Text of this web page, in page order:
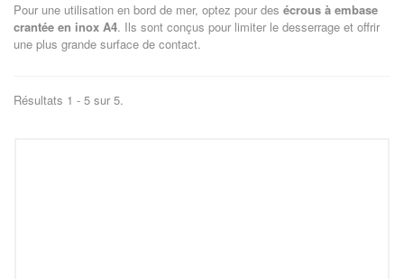
Pour une utilisation en bord de mer, optez pour des écrous à embase
crantée en inox A4. Ils sont conçus pour limiter le desserrage et offrir
une plus grande surface de contact.
Résultats 1 - 5 sur 5.